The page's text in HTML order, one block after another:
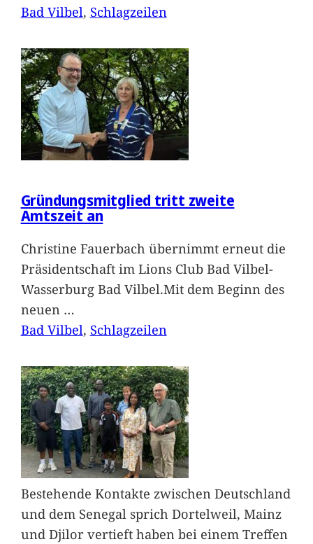
Bad Vilbel, Schlagzeilen
Gründungsmitglied tritt zweite
Amtszeit an
Christine Fauerbach übernimmt erneut die
Präsidentschaft im Lions Club Bad Vilbel-
Wasserburg Bad Vilbel.Mit dem Beginn des
neuen …
Bad Vilbel, Schlagzeilen
Bestehende Kontakte zwischen Deutschland
und dem Senegal sprich Dortelweil, Mainz
und Djilor vertieft haben bei einem Treffen